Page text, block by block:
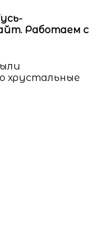
Работаем с
хрустальные